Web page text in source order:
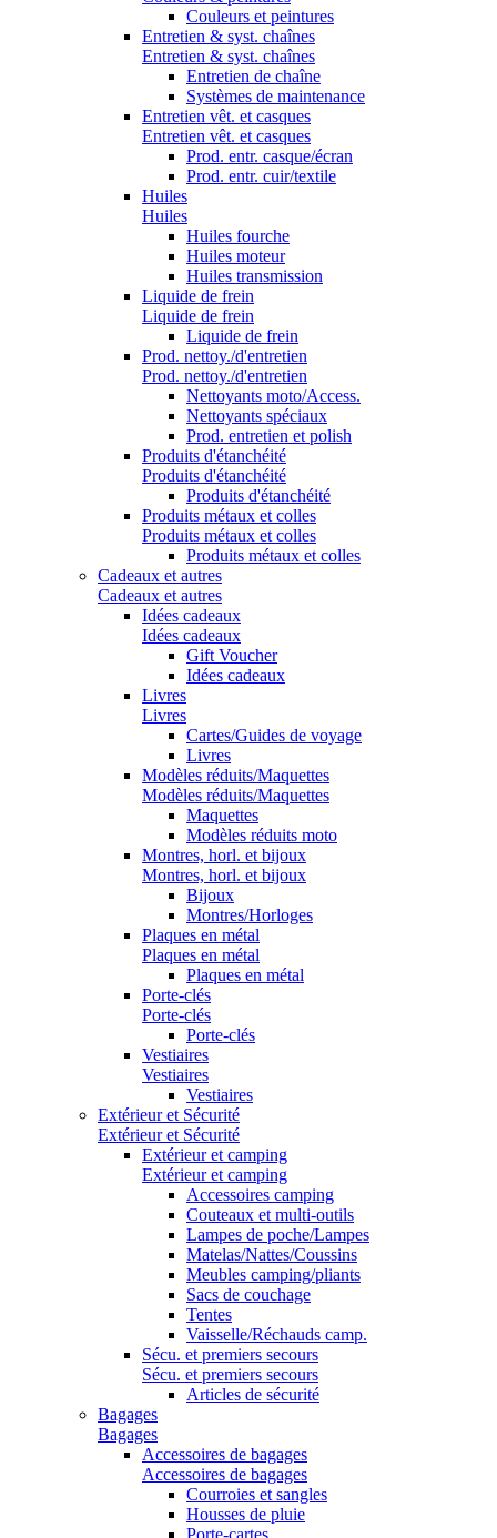
Couleurs et peintures
Entretien & syst. chaînes
Entretien & syst. chaînes
Entretien de chaîne
Systèmes de maintenance
Entretien vêt. et casques
Entretien vêt. et casques
Prod. entr. casque/écran
Prod. entr. cuir/textile
Huiles
Huiles
Huiles fourche
Huiles moteur
Huiles transmission
Liquide de frein
Liquide de frein
Liquide de frein
Prod. nettoy./d'entretien
Prod. nettoy./d'entretien
Nettoyants moto/Access.
Nettoyants spéciaux
Prod. entretien et polish
Produits d'étanchéité
Produits d'étanchéité
Produits d'étanchéité
Produits métaux et colles
Produits métaux et colles
Produits métaux et colles
Cadeaux et autres
Cadeaux et autres
Idées cadeaux
Idées cadeaux
Gift Voucher
Idées cadeaux
Livres
Livres
Cartes/Guides de voyage
Livres
Modèles réduits/Maquettes
Modèles réduits/Maquettes
Maquettes
Modèles réduits moto
Montres, horl. et bijoux
Montres, horl. et bijoux
Bijoux
Montres/Horloges
Plaques en métal
Plaques en métal
Plaques en métal
Porte-clés
Porte-clés
Porte-clés
Vestiaires
Vestiaires
Vestiaires
Extérieur et Sécurité
Extérieur et Sécurité
Extérieur et camping
Extérieur et camping
Accessoires camping
Couteaux et multi-outils
Lampes de poche/Lampes
Matelas/Nattes/Coussins
Meubles camping/pliants
Sacs de couchage
Tentes
Vaisselle/Réchauds camp.
Sécu. et premiers secours
Sécu. et premiers secours
Articles de sécurité
Bagages
Bagages
Accessoires de bagages
Accessoires de bagages
Courroies et sangles
Housses de pluie